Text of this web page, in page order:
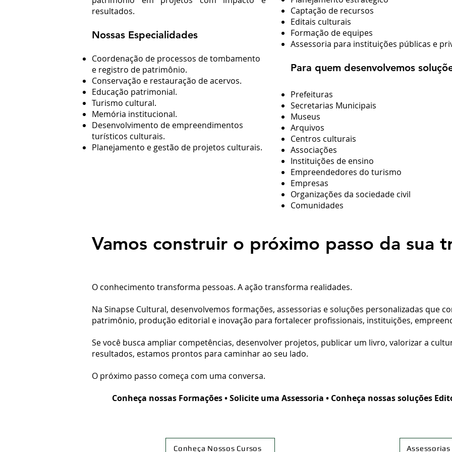
resultados.
Nossas Especialidades
Coordenação de processos de tombamento
e registro de patrimônio.
Conservação e restauração de acervos.
Educação patrimonial.
Turismo cultural.
Memória institucional.
Desenvolvimento de empreendimentos
turísticos culturais.
Planejamento e gestão de projetos culturais.
Captação de recursos
Editais culturais
Formação de equipes
Assessoria para instituições públicas e
Para quem desenvolvemos
Prefeituras
Secretarias Municipais
Museus
Arquivos
Centros culturais
Associações
Instituições de ensino
Empreendedores do turismo
Empresas
Organizações da sociedade civil
Comunidades
Vamos construir o próximo passo da sua
O conhecimento transforma pessoas. A ação transforma realidades.
Na Sinapse Cultural, desenvolvemos formações, assessorias e soluções personalizadas que
patrimônio, produção editorial e inovação para fortalecer profissionais, instituições,
Se você busca ampliar competências, desenvolver projetos, publicar um livro, valorizar a
resultados, estamos prontos para caminhar ao seu lado.
O próximo passo começa com uma conversa.
Conheça nossas Formações • Solicite uma Assessoria • Conheça nossas soluções
Conheça Nossos Cursos